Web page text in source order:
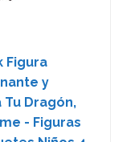
Figura
y
Dragón,
- Figuras